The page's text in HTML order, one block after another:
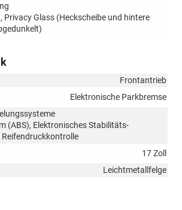
Privacy Glass (Heckscheibe und hintere
Frontantrieb
Elektronische Parkbremse
(ABS), Elektronisches Stabilitäts-
Reifendruckkontrolle
17 Zoll
Leichtmetallfelge